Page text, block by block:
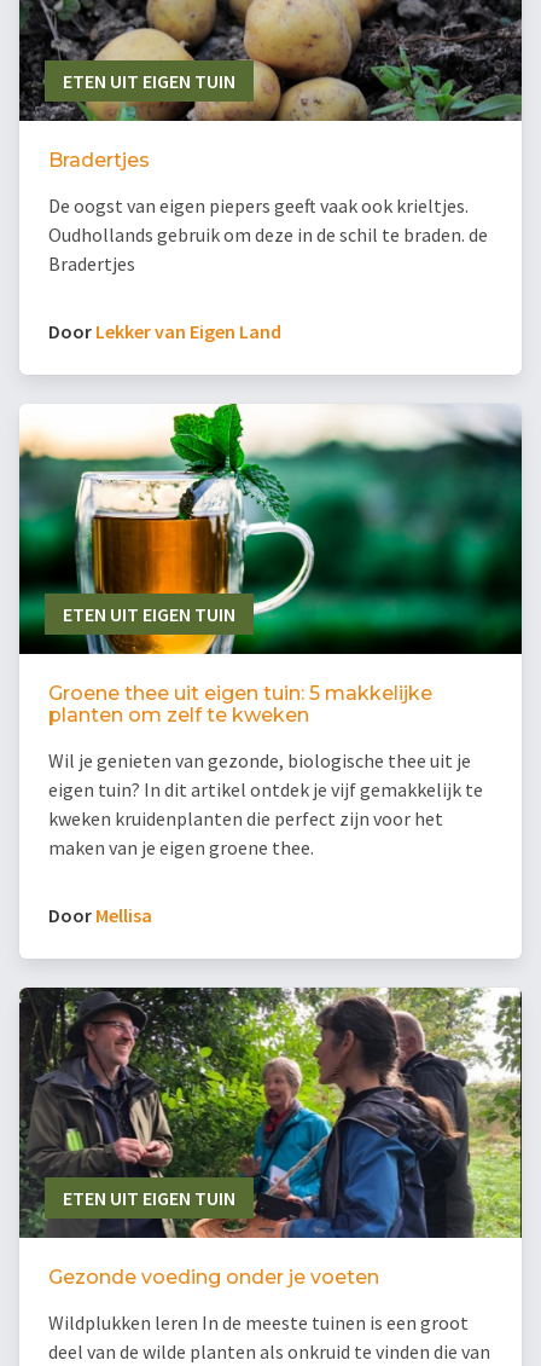
ETEN UIT EIGEN TUIN
Bradertjes
De oogst van eigen piepers geeft vaak ook krieltjes.
Oudhollands gebruik om deze in de schil te braden. de
Bradertjes
Door Lekker van Eigen Land
ETEN UIT EIGEN TUIN
Groene thee uit eigen tuin: 5 makkelijke
planten om zelf te kweken
Wil je genieten van gezonde, biologische thee uit je
eigen tuin? In dit artikel ontdek je vijf gemakkelijk te
kweken kruidenplanten die perfect zijn voor het
maken van je eigen groene thee.
Door Mellisa
ETEN UIT EIGEN TUIN
Gezonde voeding onder je voeten
Wildplukken leren In de meeste tuinen is een groot
deel van de wilde planten als onkruid te vinden die van